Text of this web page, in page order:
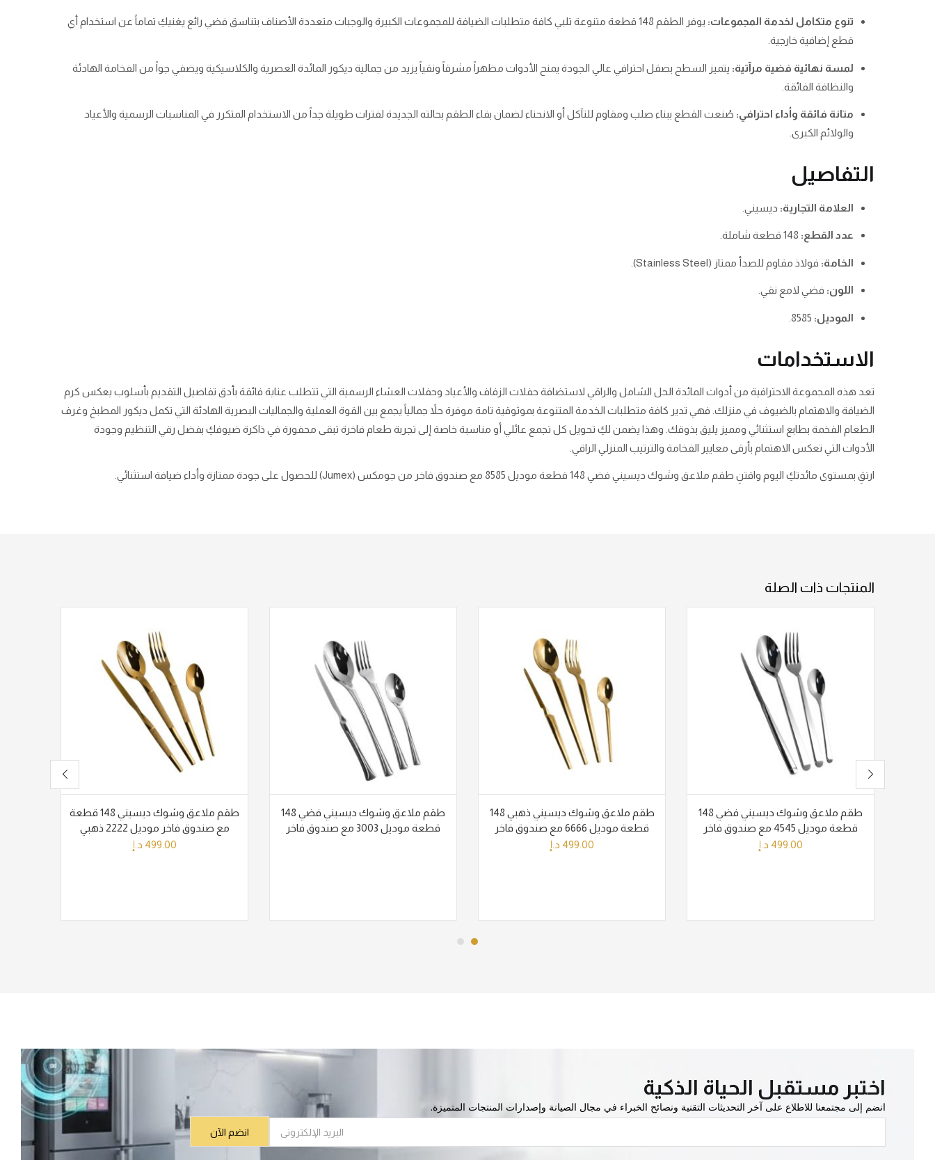
تنوع متكامل لخدمة المجموعات:
يوفر الطقم 148 قطعة متنوعة تلبي كافة متطلبات الضيافة للمجموعات الكبيرة والوجبات متعددة الأصناف بتناسق فضي رائع يغنيكِ تماماً عن استخدام أي
قطع إضافية خارجية.
لمسة نهائية فضية مرآتية: يتميز السطح بصقل احترافي عالي الجودة يمنح الأدوات مظهراً مشرقاً ونقياً يزيد من جمالية ديكور المائدة العصرية والكلاسيكية ويضفي جواً من الفخامة الهادئة
والنظافة الفائقة.
متانة فائقة وأداء احترافي: صُنعت القطع ببناء صلب ومقاوم للتآكل أو الانحناء لضمان بقاء الطقم بحالته الجديدة لفترات طويلة جداً من الاستخدام المتكرر في المناسبات الرسمية والأعياد
والولائم الكبرى.
التفاصيل
العلامة التجارية: ديسيني.
عدد القطع:
الخامة: فولاذ مقاوم للصدأ ممتاز (Stainless Steel).
اللون: فضي لامع نقي.
الموديل:
الاستخدامات
تعد هذه المجموعة الاحترافية من أدوات المائدة الحل الشامل والراقي لاستضافة حفلات الزفاف والأعياد وحفلات العشاء الرسمية التي تتطلب عناية فائقة بأدق تفاصيل التقديم بأسلوب يعكس كرم
الضيافة والاهتمام بالضيوف في منزلك. فهي تدير كافة متطلبات الخدمة المتنوعة بموثوقية تامة موفرة حلاً جمالياً يجمع بين القوة العملية والجماليات البصرية الهادئة التي تكمل ديكور المطبخ وغرف
الطعام الفخمة بطابع استثنائي ومميز يليق بذوقك. وهذا يضمن لكِ تحويل كل تجمع عائلي أو مناسبة خاصة إلى تجربة طعام فاخرة تبقى محفورة في ذاكرة ضيوفكِ بفضل رقي التنظيم وجودة
الأدوات التي تعكس الاهتمام بأرقى معايير الفخامة والترتيب المنزلي الراقي.
ارتقِ بمستوى مائدتكِ اليوم واقتنِ طقم ملاعق وشوك ديسيني فضي 148 قطعة موديل 8585 مع صندوق فاخر من جومكس (Jumex) للحصول على جودة ممتازة وأداء ضيافة استثنائي.
المنتجات ذات الصلة
طقم ملاعق وشوك ديسيني فضي 148
قطعة موديل 4545 مع صندوق فاخر
499.00 د.إ
طقم ملاعق وشوك ديسيني ذهبي 148
قطعة موديل 6666 مع صندوق فاخر
499.00 د.إ
طقم ملاعق وشوك ديسيني فضي 148
قطعة موديل 3003 مع صندوق فاخر
طقم ملاعق وشوك ديسيني 148 قطعة
مع صندوق فاخر موديل 2222 ذهبي
499.00 د.إ
اختبر مستقبل الحياة الذكية
انضم إلى مجتمعنا للاطلاع على آخر التحديثات التقنية ونصائح الخبراء في مجال الصيانة وإصدارات المنتجات المتميزة.